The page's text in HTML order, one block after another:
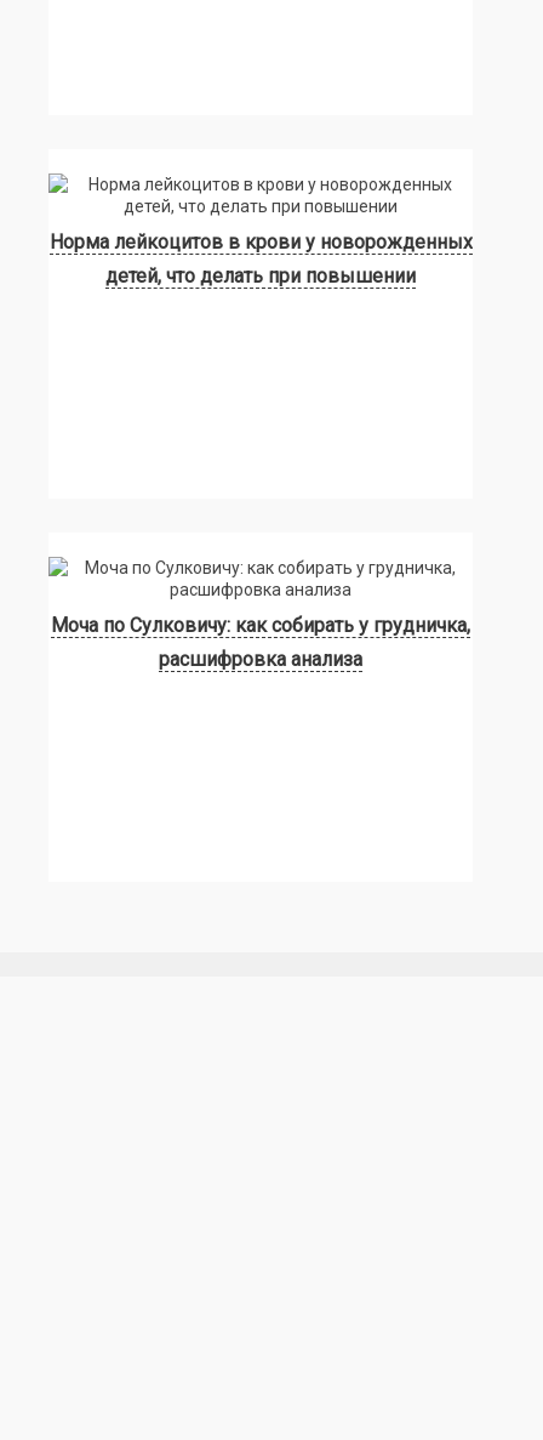
Норма лейкоцитов в крови у новорожденных
детей, что делать при повышении
Моча по Сулковичу: как собирать у грудничка,
расшифровка анализа